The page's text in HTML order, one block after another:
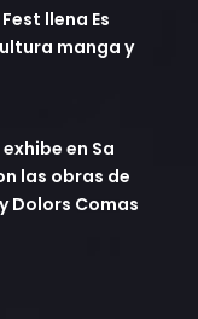
llena Es
manga y
en Sa
las obras de
Dolors Comas